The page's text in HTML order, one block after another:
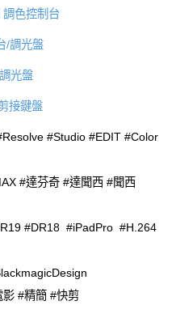
色控制台
/調光盤
光盤
接鍵盤
#Studio #EDIT #Color
#達芬奇 #達聞西 #聞西
#DR18 #iPadPro #H.264
#精簡 #快剪